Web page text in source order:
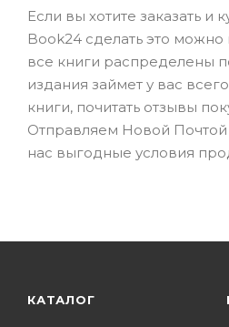
Если вы хотите заказать и
Book24 сделать это
все книги распределены
издания займет у вас
книги, почитать отзывы
Отправляем Новой Почтой
нас выгодные условия
КАТАЛОГ